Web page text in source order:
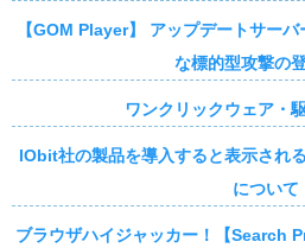
【GOM Player】 アップデートサー
な標的型攻撃の
ワンクリックウェア・
IObit社の製品を導入すると表示され
について
ブラウザハイジャッカー！【Search